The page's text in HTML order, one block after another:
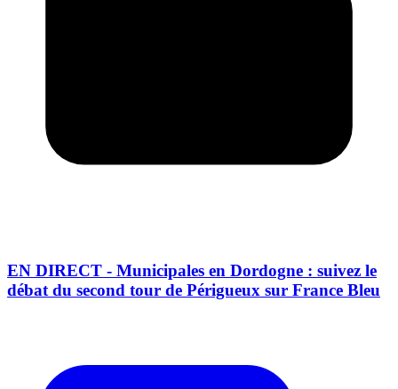
EN DIRECT - Municipales en Dordogne : suivez le
débat du second tour de Périgueux sur France Bleu